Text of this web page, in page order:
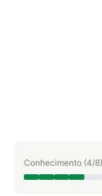
Conhecimento (4/8)